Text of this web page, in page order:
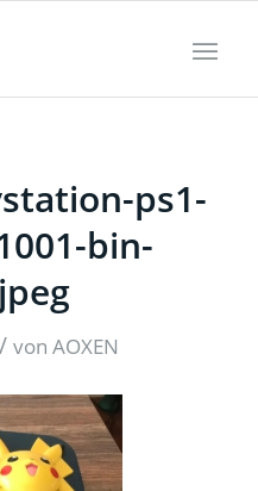
ps1-
bin-
/ vonAOXEN